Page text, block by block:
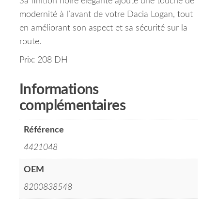
modernité à l’avant de votre Dacia Logan, tout
en améliorant son aspect et sa sécurité sur la
route.
Prix: 208 DH
Informations
complémentaires
Référence
4421048
OEM
8200838548